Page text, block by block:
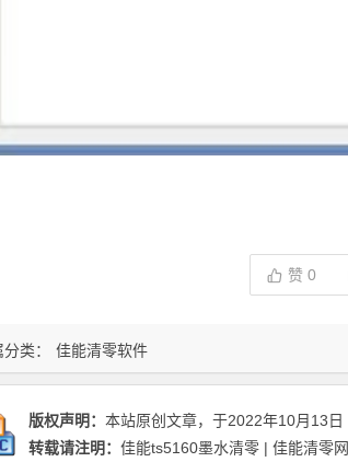
类： 佳能清零软件
赞 0
版权声明： 本站原创文章，于2022年10月13日
转载请注明： 佳能ts5160墨水清零 | 佳能清零网